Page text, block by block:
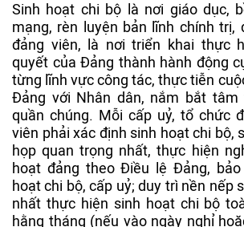
Sinh hoạt chi bộ là nơi giáo dục,
mạng, rèn luyện bản lĩnh chính trị,
đảng viên, là nơi triển khai thực
quyết của Đảng thành hành động
từng lĩnh vực công tác, thực tiễn
Đảng với Nhân dân, nắm bắt tâm
quần chúng. Mỗi cấp uỷ, tổ chức
viên phải xác định sinh hoạt chi bộ,
họp quan trọng nhất, thực hiện
hoạt đảng theo Điều lệ Đảng,
hoạt chi bộ, cấp uỷ; duy trì nền nếp
nhất thực hiện sinh hoạt chi bộ
hằng tháng (nếu vào ngày nghỉ